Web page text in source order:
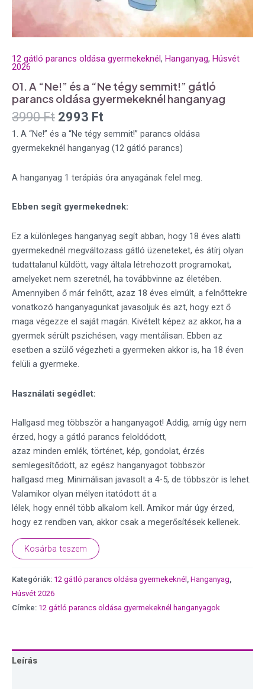
12 gátló parancs oldása gyermekeknél , Hanganyag, Húsvét
2026
01. A “Ne!” és a “Ne tégy semmit!” gátló
parancs oldása gyermekeknél hanganyag
3990Ft 2993 Ft
1. A “Ne!” és a “Ne tégy semmit!” parancs oldása
gyermekeknél hanganyag (12 gátló parancs)
A hanganyag 1 terápiás óra anyagának felel meg.
Ebben segít gyermekednek:
Ez a különleges hanganyag segít abban, hogy 18 éves alatti
gyermekednél megváltozass gátló üzeneteket, és átírj olyan
tudattalanul küldött, vagy általa létrehozott programokat,
amelyeket nem szeretnél, ha továbbvinne az életében.
Amennyiben ő már felnőtt, azaz 18 éves elmúlt, a felnőttekre
vonatkozó hanganyagunkat javasoljuk és azt, hogy ezt ő
maga végezze el saját magán. Kivételt képez az akkor, ha a
gyermek sérült pszichésen, vagy mentálisan. Ebben az
esetben a szülő végezheti a gyermeken akkor is, ha 18 éven
felüli a gyermeke.
Használati segédlet:
Hallgasd meg többször a hanganyagot! Addig, amíg úgy nem
érzed, hogy a gátló parancs feloldódott,
azaz minden emlék, történet, kép, gondolat, érzés
semlegesítődött, az egész hanganyagot többször
hallgasd meg. Minimálisan javasolt a 4-5, de többször is lehet.
Valamikor olyan mélyen itatódott át a
lélek, hogy ennél több alkalom kell. Amikor már úgy érzed,
hogy ez rendben van, akkor csak a megerősítések kellenek.
Kosárba teszem
Kategóriák: 12 gátló parancs oldása gyermekeknél Hanganyag
Húsvét 2026
Címke: 12 gátló parancs oldása gyermekeknél hanganyagok
Leírás